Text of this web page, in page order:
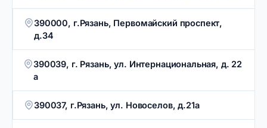
390000, г.Рязань, Первомайский проспект,
д.34
390039, г. Рязань, ул. Интернациональная, д. 22
а
390037, г.Рязань, ул. Новоселов, д.21а